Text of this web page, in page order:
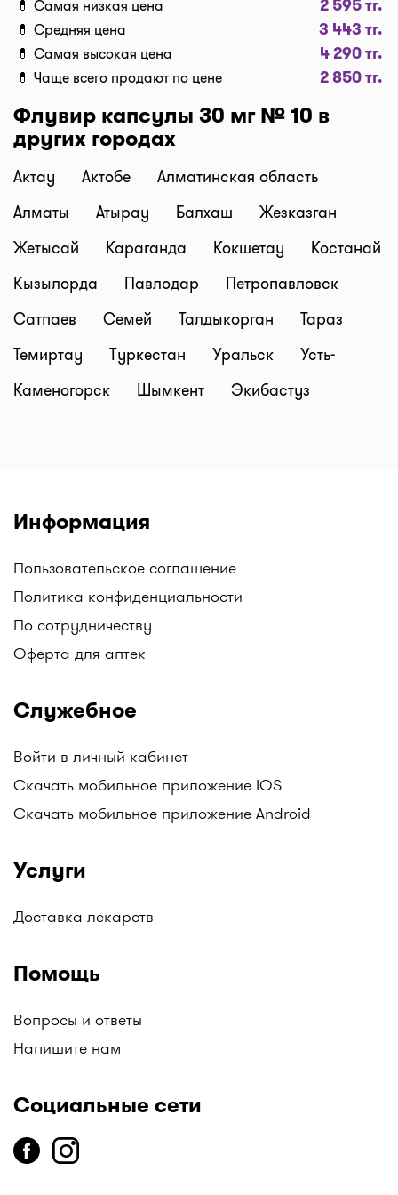
получения. Важно: забрать препараты в аптеке
можно только после подверждения наличия от
аптеки.
Актуальность цен
карточке аптеки мы выводим, когда была
обновлена цена - 2ч назад, вчера, 10 мин. назад,
5 мин. назад, и т.д.
Не нашли нужное лекарство? Каждый день на
сайт мы добавляем новые аптеки или точки
аптечных сетей. Например, у нас вы можете
найти: Аптеки Gold medicine, Социальные аптеки
Mega Pharm, Аптеки "Алмасат", Аптеки "Salamat",
АНЦ (Аптеки Низких Цен), Гиппократ, и другие.
Следите за обновлениями!
Все аптеки Казахстана с ценами на лекарства в
одном месте только на I-teka.kz!
💊 Самая низкая цена 2 595 тг.
💊 Средняя цена 3 443 тг.
💊 Самая высокая цена 4 290 тг.
💊 Чаще всего продают по цене 2 850 тг.
Флувир капсулы 30 мг № 10 в
других городах
Актау Актобе
Алматинская область
Алматы
Атырау Балхаш
Жезказган
Жетысай
Караганда Кокшетау
Костанай
Кызылорда
Павлодар
Петропавловск
Сатпаев
Семей Талдыкорган
Тараз
Темиртау
Туркестан Уральск
Усть-
Каменогорск
Шымкент Экибастуз
Информация
Пользовательское соглашение
Политика конфиденциальности
По сотрудничеству
Оферта для аптек
Служебное
Войти в личный кабинет
Скачать мобильное приложение IOS
Скачать мобильное приложение Android
Услуги
Доставка лекарств
Помощь
Вопросы и ответы
Напишите нам
Социальные сети